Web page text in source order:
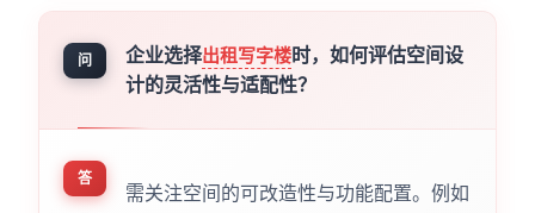
问 企业选择出租写字楼时，如何评估空间设
计的灵活性与适配性？
答
需关注空间的可改造性与功能配置。例如